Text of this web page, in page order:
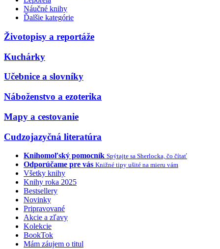
Náučné knihy
Ďalšie kategórie
Životopisy a reportáže
Kuchárky
Učebnice a slovníky
Náboženstvo a ezoterika
Mapy a cestovanie
Cudzojazyčná literatúra
Knihomoľský pomocník Spýtajte sa Sherlocka, čo čítať
Odporúčame pre vás Knižné tipy ušité na mieru vám
Všetky knihy
Knihy roka 2025
Bestsellery
Novinky
Pripravované
Akcie a zľavy
Kolekcie
BookTok
Mám záujem o titul